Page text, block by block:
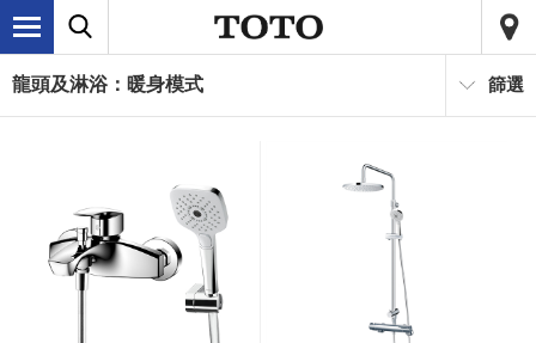
龍頭及淋浴：暖身模式 篩選